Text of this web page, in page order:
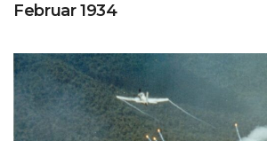
Februar 1934